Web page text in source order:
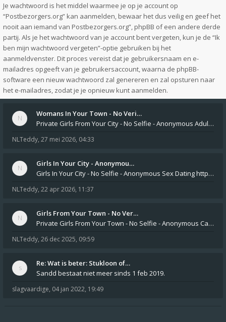
Je wachtwoord is het middel waarmee je op je account op
“Postbezorgers.org” kan aanmelden, bewaar het dus veilig en geef het
nooit aan iemand van Postbezorgers.org”, phpBB of een andere derde
partij. Als je het wachtwoord van je account bent vergeten, kun je de “Ik
ben mijn wachtwoord vergeten”-optie gebruiken bij het
aanmeldvenster. Dit proces vereist dat je gebruikersnaam en e-
mailadres opgeeft van je gebruikersaccount, waarna de phpBB-
software een nieuw wachtwoord zal genereren en zal opsturen naar
het e-mailadres, zodat je je opnieuw kunt aanmelden.
Womans In Your Town - No Veri…
Private Girls From Your City - No Selfie - Anonymous Adult Dating https://privatedates.live Private Girls In Your
NLTeddy, 27 mei 2026, 04:33
Girls In Your City - Anonymou…
Girls In Your City - No Selfie - Anonymous Sex Dating https://SecretPrivat.com Womens In Your Town - Anonymous S
NLTeddy, 22 apr 2026, 11:37
Girls From Your Town - No Ver…
Private Girls From Your Town - No Selfie - Anonymous Casual Dating https://PrivateLadyEscorts.com Private Lady In
NLTeddy, 26 dec 2025, 09:59
Re: Wat is beter: Stukloon of…
Sandd bestaat niet meer sinds 1 feb 2019.
slagvaardige, 04 jan 2022, 19:49